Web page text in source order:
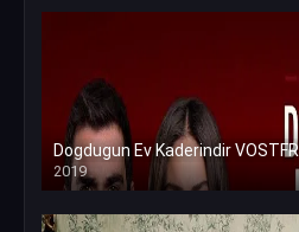
Dogdugun Ev Kaderindir VOSTFR
2019